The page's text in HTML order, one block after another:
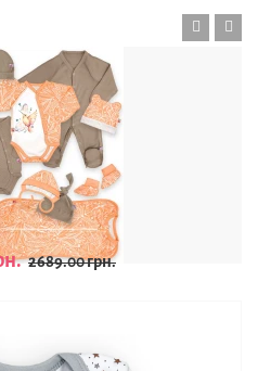
2689.00 грн.